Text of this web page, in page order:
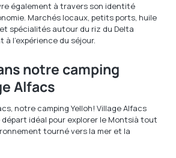
également à travers son identité
Marchés locaux, petits ports, huile
spécialités autour du riz du Delta
l’expérience du séjour.
notre camping
Alfacs
notre camping Yelloh! Village Alfacs
idéal pour explorer le Montsià tout
tourné vers la mer et la